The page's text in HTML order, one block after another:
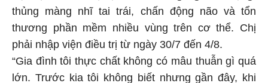
thủng màng nhĩ tai trái, chấn động não và tổn
thương phần mềm nhiều vùng trên cơ thể. Chị
phải nhập viện điều trị từ ngày 30/7 đến 4/8.
“Gia đình tôi thực chất không có mâu thuẫn gì quá
lớn. Trước kia tôi không biết nhưng gần đây, khi